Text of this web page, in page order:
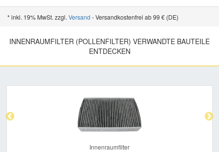
* inkl. 19% MwSt. zzgl. Versand - Versandkostenfrei ab 99 € (DE)
INNENRAUMFILTER (POLLENFILTER) VERWANDTE BAUTEILE
ENTDECKEN
Innenraumfilter